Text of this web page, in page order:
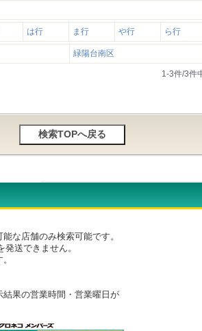
は行 ま行 や行 ら行
緑陽台南区
1-3件/3件
な店舗のみ検索可能です。
送できません。
果の営業時間・営業曜日が